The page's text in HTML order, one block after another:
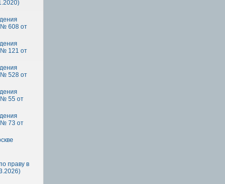
№ 608 от
№ 121 от
№ 528 от
№ 55 от
№ 73 от
праву в